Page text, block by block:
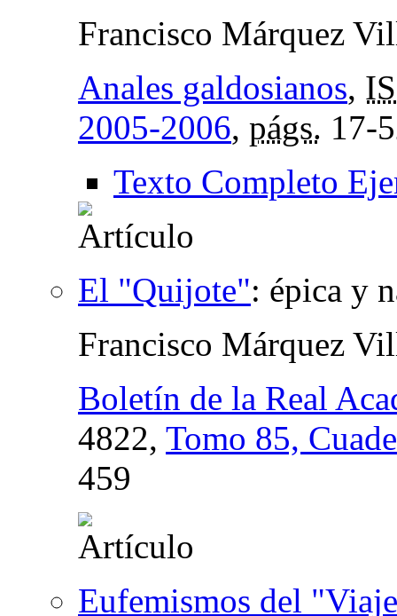
Francisco Márquez
Anales galdosianos,
2005-2006, págs. 17-
Texto Completo
El "Quijote": épica y
Francisco Márquez
Boletín de la Real
4822, Tomo 85,
459
Eufemismos del